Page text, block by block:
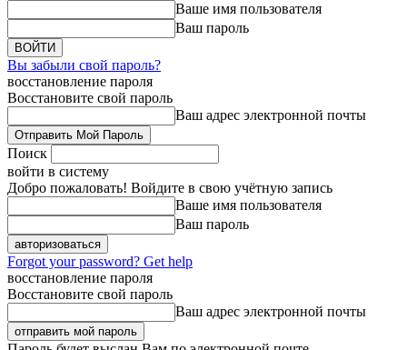
Ваше имя пользователя
Ваш пароль
Вы забыли свой пароль?
восстановление пароля
Восстановите свой пароль
Ваш адрес электронной почты
Поиск
войти в систему
Добро пожаловать! Войдите в свою учётную запись
Ваше имя пользователя
Ваш пароль
Forgot your password? Get help
восстановление пароля
Восстановите свой пароль
Ваш адрес электронной почты